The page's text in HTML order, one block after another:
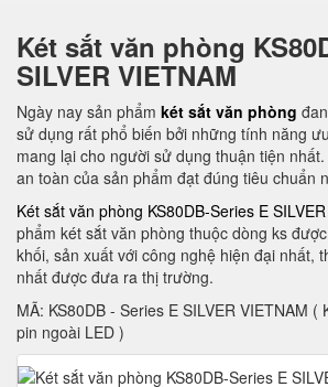
Két sắt văn phòng
SILVER VIETNAM
Ngày nay sản phẩm két sắt văn phòng
sử dụng rất phổ biến bởi những tính năng
mang lại cho người sử dụng thuận tiện
an toàn của sản phẩm đạt đúng tiêu chuẩn
Két sắt văn phòng KS80DB-Series E
phẩm két sắt văn phòng thuộc dòng ks
khối, sản xuất với công nghệ hiện đại nhất,
nhất được đưa ra thị trường.
MÃ: KS80DB - Series E SILVER VIETNAM
pin ngoài LED )